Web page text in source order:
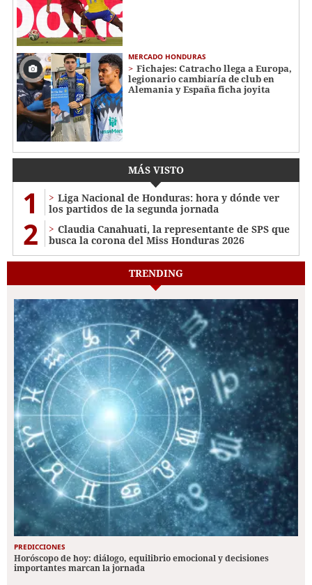
MERCADO HONDURAS
Fichajes: Catracho llega a Europa,
legionario cambiaría de club en
Alemania y España ficha joyita
MÁS VISTO
1
Liga Nacional de Honduras: hora y dónde ver
los partidos de la segunda jornada
2
Claudia Canahuati, la representante de SPS que
busca la corona del Miss Honduras 2026
TRENDING
PREDICCIONES
Horóscopo de hoy: diálogo, equilibrio emocional y decisiones
importantes marcan la jornada